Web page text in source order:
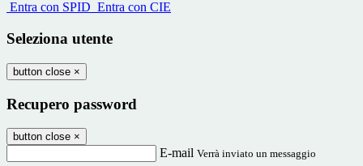
Entra con SPID Entra con CIE
Seleziona utente
button close ×
Recupero password
button close ×
E-mail Verrà inviato un messaggio